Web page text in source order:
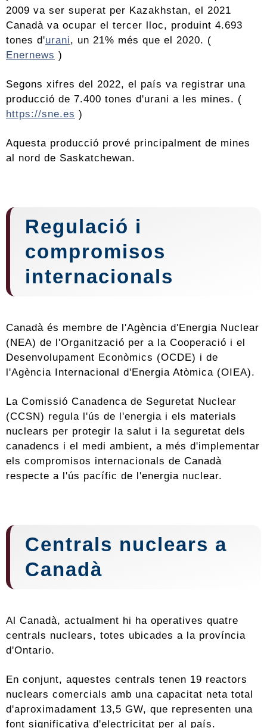
2009 va ser superat per Kazakhstan, el 2021
Canadà va ocupar el tercer lloc, produint 4.693
tones d'urani, un 21% més que el 2020. (
Enernews )
Segons xifres del 2022, el país va registrar una
producció de 7.400 tones d'urani a les mines. (
https://sne.es )
Aquesta producció prové principalment de mines
al nord de Saskatchewan.
Regulació i
compromisos
internacionals
Canadà és membre de l'Agència d'Energia Nuclear
(NEA) de l'Organització per a la Cooperació i el
Desenvolupament Econòmics (OCDE) i de
l'Agència Internacional d'Energia Atòmica (OIEA).
La Comissió Canadenca de Seguretat Nuclear
(CCSN) regula l'ús de l'energia i els materials
nuclears per protegir la salut i la seguretat dels
canadencs i el medi ambient, a més d'implementar
els compromisos internacionals de Canadà
respecte a l'ús pacífic de l'energia nuclear.
Centrals nuclears a
Canadà
Al Canadà, actualment hi ha operatives quatre
centrals nuclears, totes ubicades a la província
d'Ontario.
En conjunt, aquestes centrals tenen 19 reactors
nuclears comercials amb una capacitat neta total
d'aproximadament 13,5 GW, que representen una
font significativa d'electricitat per al país.